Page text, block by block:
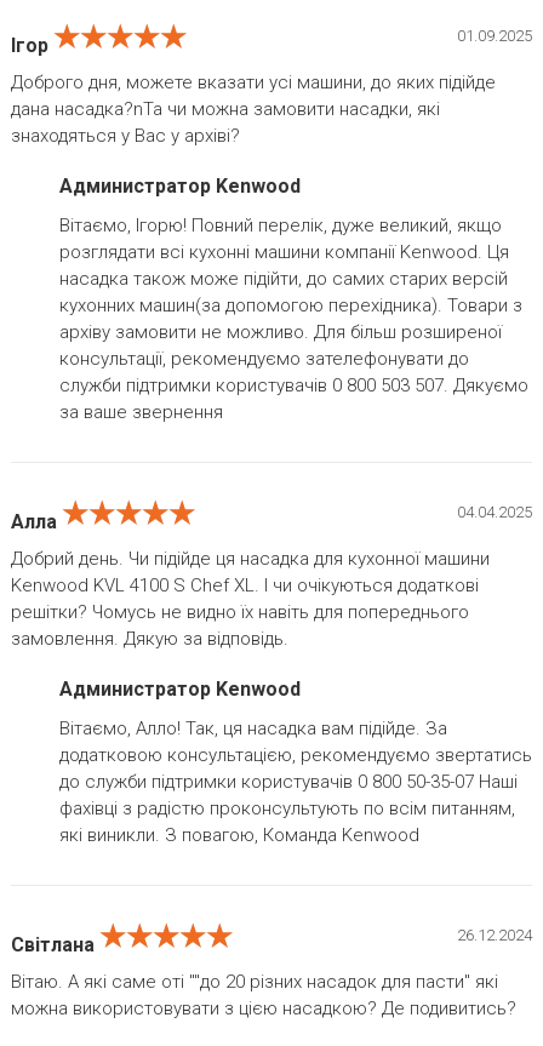
Ігор ★★★★★
★★★★★
★★★★★ 01.09.2025
Доброго дня, можете вказати усі машини, до яких підійде
дана насадка?nТа чи можна замовити насадки, які
знаходяться у Вас у архіві?
Администратор Kenwood
Вітаємо, Ігорю! Повний перелік, дуже великий, якщо
розглядати всі кухонні машини компанії Kenwood. Ця
насадка також може підійти, до самих старих версій
кухонних машин(за допомогою перехідника). Товари з
архіву замовити не можливо. Для більш розширеної
консультації, рекомендуємо зателефонувати до
служби підтримки користувачів 0 800 503 507. Дякуємо
за ваше звернення
Алла ★★★★★
★★★★★
★★★★★ 04.04.2025
Добрий день. Чи підійде ця насадка для кухонної машини
Kenwood KVL 4100 S Chef XL. І чи очікуються додаткові
решітки? Чомусь не видно їх навіть для попереднього
замовлення. Дякую за відповідь.
Администратор Kenwood
Вітаємо, Алло! Так, ця насадка вам підійде. За
додатковою консультацією, рекомендуємо звертатись
до служби підтримки користувачів 0 800 50-35-07 Наші
фахівці з радістю проконсультують по всім питанням,
які виникли. З повагою, Команда Kenwood
Світлана ★★★★★
★★★★★
★★★★★ 26.12.2024
Вітаю. А які саме оті ""до 20 різних насадок для пасти" які
можна використовувати з цією насадкою? Де подивитись?